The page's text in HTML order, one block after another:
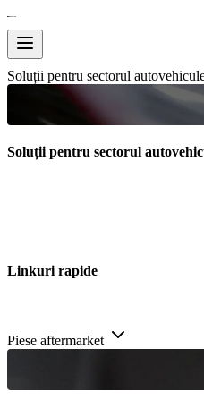
Soluții pentru sectorul
Soluții pentru sectorul
Linkuri rapide
Piese aftermarket